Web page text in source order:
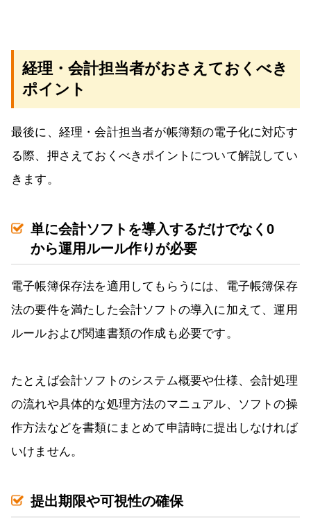
経理・会計担当者がおさえておくべき
ポイント
最後に、経理・会計担当者が帳簿類の電子化に対応す
る際、押さえておくべきポイントについて解説してい
きます。
単に会計ソフトを導入するだけでなく0
から運用ルール作りが必要
電子帳簿保存法を適用してもらうには、電子帳簿保存
法の要件を満たした会計ソフトの導入に加えて、運用
ルールおよび関連書類の作成も必要です。
たとえば会計ソフトのシステム概要や仕様、会計処理
の流れや具体的な処理方法のマニュアル、ソフトの操
作方法などを書類にまとめて申請時に提出しなければ
いけません。
提出期限や可視性の確保